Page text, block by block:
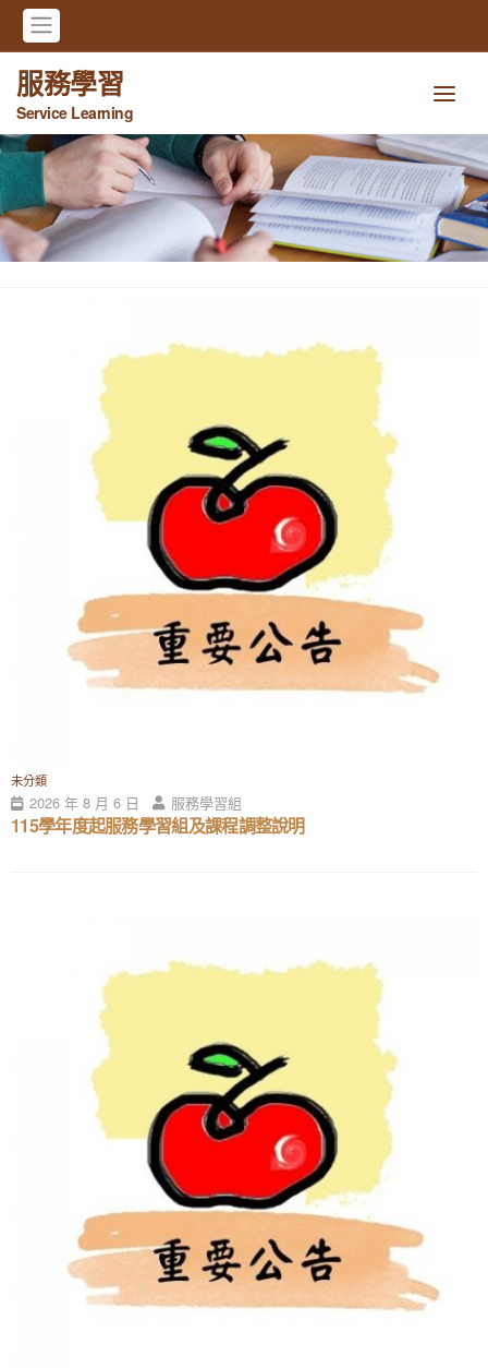
服務學習
Service Learning
未分類
2026 年 8 月 6 日 服務學習組
115學年度起服務學習組及課程調整說明